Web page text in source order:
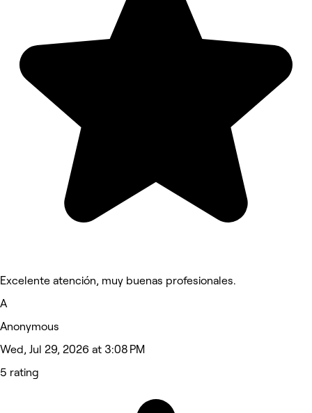
Excelente atención, muy buenas profesionales.
A
Anonymous
Wed, Jul 29, 2026 at 3:08 PM
5 rating